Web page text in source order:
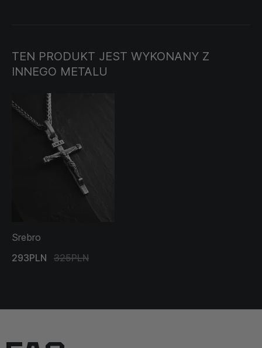
TEN PRODUKT JEST WYKONANY Z
INNEGO METALU
Srebro
293PLN
325PLN